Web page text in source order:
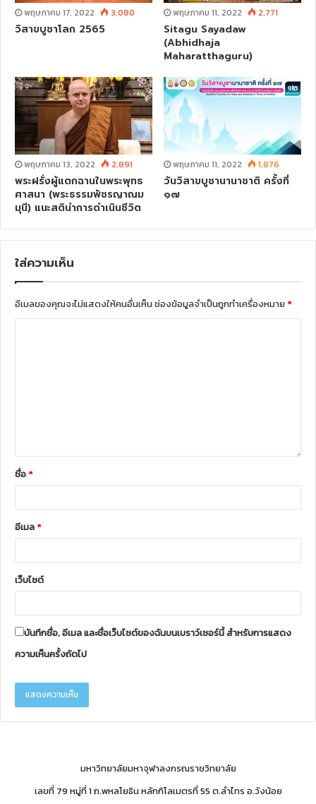
พฤษภาคม 17, 2022 3,080
วิสาขบูชาโลก 2565
พฤษภาคม 11, 2022 2,771
Sitagu Sayadaw
(Abhidhaja
Maharatthaguru)
พฤษภาคม 13, 2022 2,891
พระฝรั่งผู้แตกฉานในพระพุทธ
ศาสนา (พระธรรมพัชรญาณม
มุนี) แนะสตินำการดำเนินชีวิต
พฤษภาคม 11, 2022 1,876
วันวิสาขบูชานานาชาติ ครั้งที่
๑๗
ใส่ความเห็น
อีเมลของคุณจะไม่แสดงให้คนอื่นเห็นช่องข้อมูลจำเป็นถูกทำเครื่องหมาย *
ชื่อ *
อีเมล *
เว็บไซต์
บันทึกชื่อ, อีเมล และชื่อเว็บไซต์ของฉันบนเบราว์เซอร์นี้ สำหรับการแสดง
ความเห็นครั้งถัดไป
มหาวิทยาลัยมหาจุฬาลงกรณราชวิทยาลัย
เลขที่ 79 หมู่ที่ 1 ถ.พหลโยธิน หลักกิโลเมตรที่ 55 ต.ลำไทร อ.วังน้อย